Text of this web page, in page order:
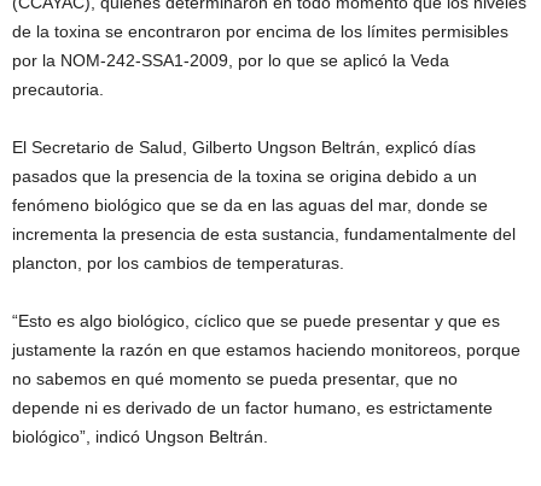
de la toxina se encontraron por encima de los límites permisibles
por la NOM-242-SSA1-2009, por lo que se aplicó la Veda
precautoria.
El Secretario de Salud, Gilberto Ungson Beltrán, explicó días
pasados que la presencia de la toxina se origina debido a un
fenómeno biológico que se da en las aguas del mar, donde se
incrementa la presencia de esta sustancia, fundamentalmente del
plancton, por los cambios de temperaturas.
“Esto es algo biológico, cíclico que se puede presentar y que es
justamente la razón en que estamos haciendo monitoreos, porque
no sabemos en qué momento se pueda presentar, que no
depende ni es derivado de un factor humano, es estrictamente
biológico”, indicó Ungson Beltrán.